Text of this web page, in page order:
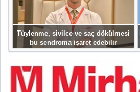
Tüylenme, sivilce ve saç dökülmesi
bu sendroma işaret edebilir